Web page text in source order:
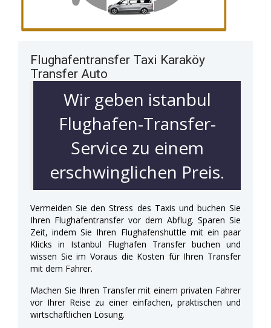
Flughafentransfer Taxi Karaköy
Transfer Auto
Wir geben istanbul
Flughafen-Transfer-
Service zu einem
erschwinglichen Preis.
Vermeiden Sie den Stress des Taxis und buchen Sie
Ihren Flughafentransfer vor dem Abflug. Sparen Sie
Zeit, indem Sie Ihren Flughafenshuttle mit ein paar
Klicks in Istanbul Flughafen Transfer buchen und
wissen Sie im Voraus die Kosten für Ihren Transfer
mit dem Fahrer.
Machen Sie Ihren Transfer mit einem privaten Fahrer
vor Ihrer Reise zu einer einfachen, praktischen und
wirtschaftlichen Lösung.